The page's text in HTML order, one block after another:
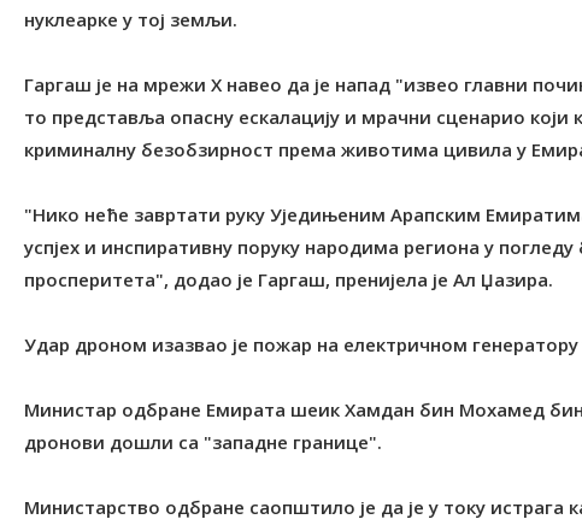
нуклеарке у тој земљи.
Гаргаш је на мрежи X навео да је напад "извео главни
то представља опасну ескалацију и мрачни сценарио
криминалну безобзирност према животима цивила у
"Нико неће завртати руку Уједињеним Арапским
успјех и инспиративну поруку народима региона у
просперитета", додао је Гаргаш, пренијела је Ал Џазира.
Удар дроном изазвао је пожар на електричном
Министар одбране Емирата шеик Хамдан бин Мохамед
дронови дошли са "западне границе".
Министарство одбране саопштило је да је у току истрага